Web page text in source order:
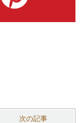
次の記事